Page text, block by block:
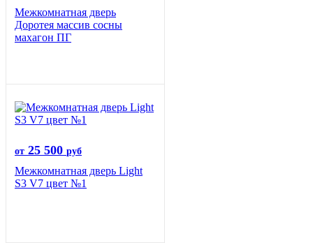
Межкомнатная дверь
Доротея массив сосны
махагон ПГ
от 25 500 руб
Межкомнатная дверь Light
S3 V7 цвет №1